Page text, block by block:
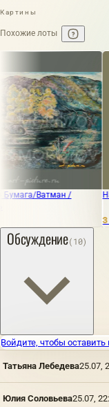
Картины
Похожие лоты
Ватман / На
Обсуждение(10)
Войдите, чтобы
Татьяна Лебедева25.07,
Юлия Соловьева25.07,